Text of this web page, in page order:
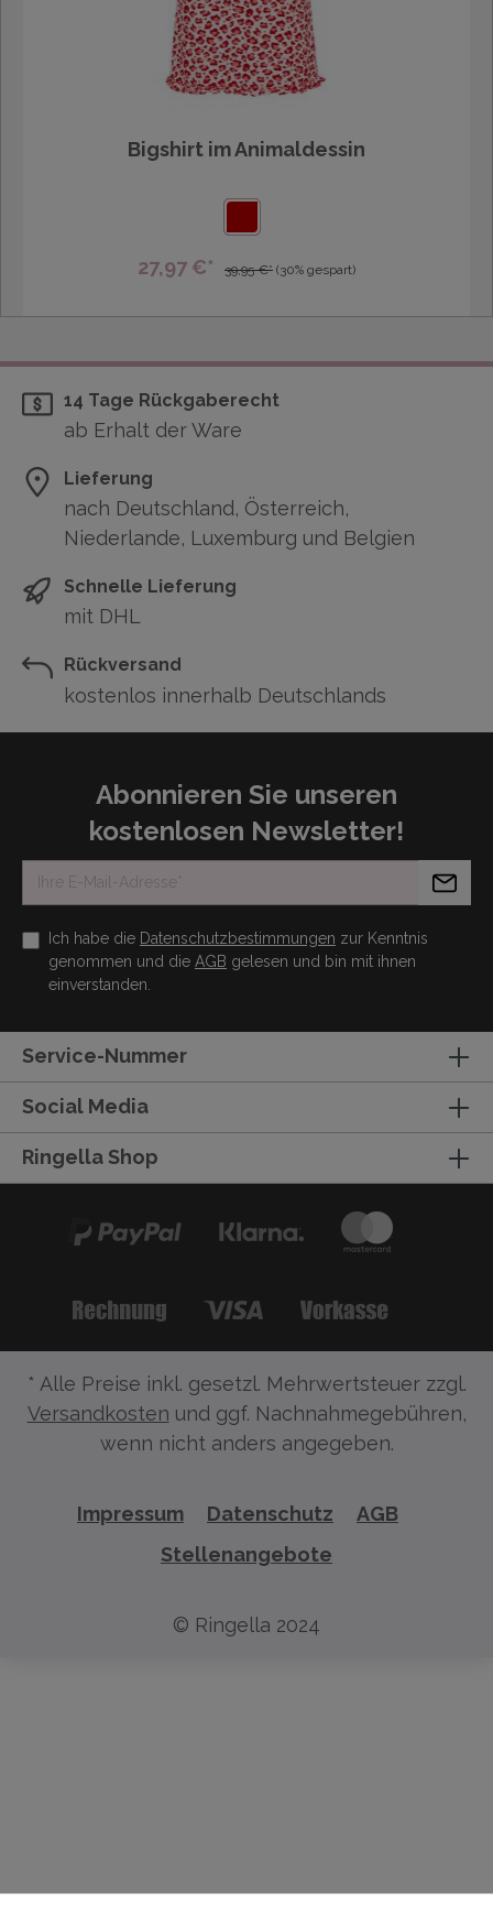
Bigshirt im Animaldessin
27,97 €* 39,95 €* (30% gespart)
14 Tage Rückgaberecht
ab Erhalt der Ware
Lieferung
nach Deutschland, Österreich,
Niederlande, Luxemburg und Belgien
Schnelle Lieferung
mit DHL
Rückversand
kostenlos innerhalb Deutschlands
Abonnieren Sie unseren
kostenlosen Newsletter!
Ich habe die Datenschutzbestimmungen zur Kenntnis
genommen und die AGB gelesen und bin mit ihnen
einverstanden.
Service-Nummer
Social Media
Ringella Shop
* Alle Preise inkl. gesetzl. Mehrwertsteuer zzgl.
Versandkosten und ggf. Nachnahmegebühren,
wenn nicht anders angegeben.
Impressum Datenschutz
AGB
Stellenangebote
© Ringella 2024